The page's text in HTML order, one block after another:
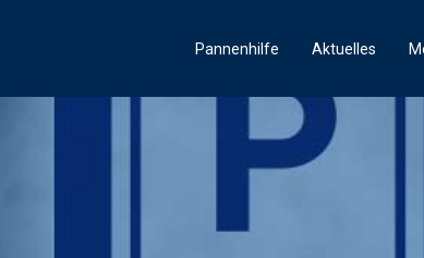
Pannenhilfe Aktuelles